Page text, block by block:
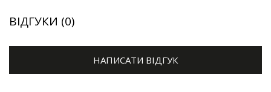
ВІДГУКИ (0)
НАПИСАТИ ВІДГУК